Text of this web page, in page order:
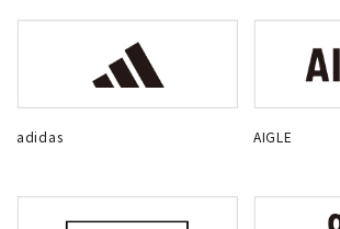
adidas AIGLE